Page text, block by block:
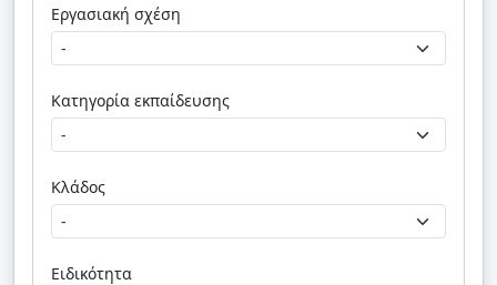
Εργασιακή σχέση
Κατηγορία εκπαίδευσης
Κλάδος
Ειδικότητα